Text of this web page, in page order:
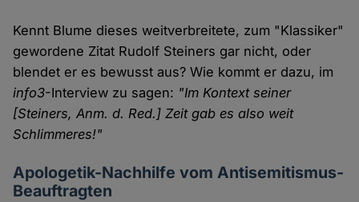
Kennt Blume dieses weitverbreitete, zum "Klassiker"
gewordene Zitat Rudolf Steiners gar nicht, oder
blendet er es bewusst aus? Wie kommt er dazu, im
info3-Interview zu sagen: "Im Kontext seiner
[Steiners, Anm. d. Red.] Zeit gab es also weit
Schlimmeres!"
Apologetik-Nachhilfe vom Antisemitismus-
Beauftragten